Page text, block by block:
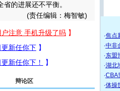
的进展还不平衡。
(责任编辑：梅智敏)
辩论区
·焦点
·中非
·东盟
·湖北
·CBA
·体操